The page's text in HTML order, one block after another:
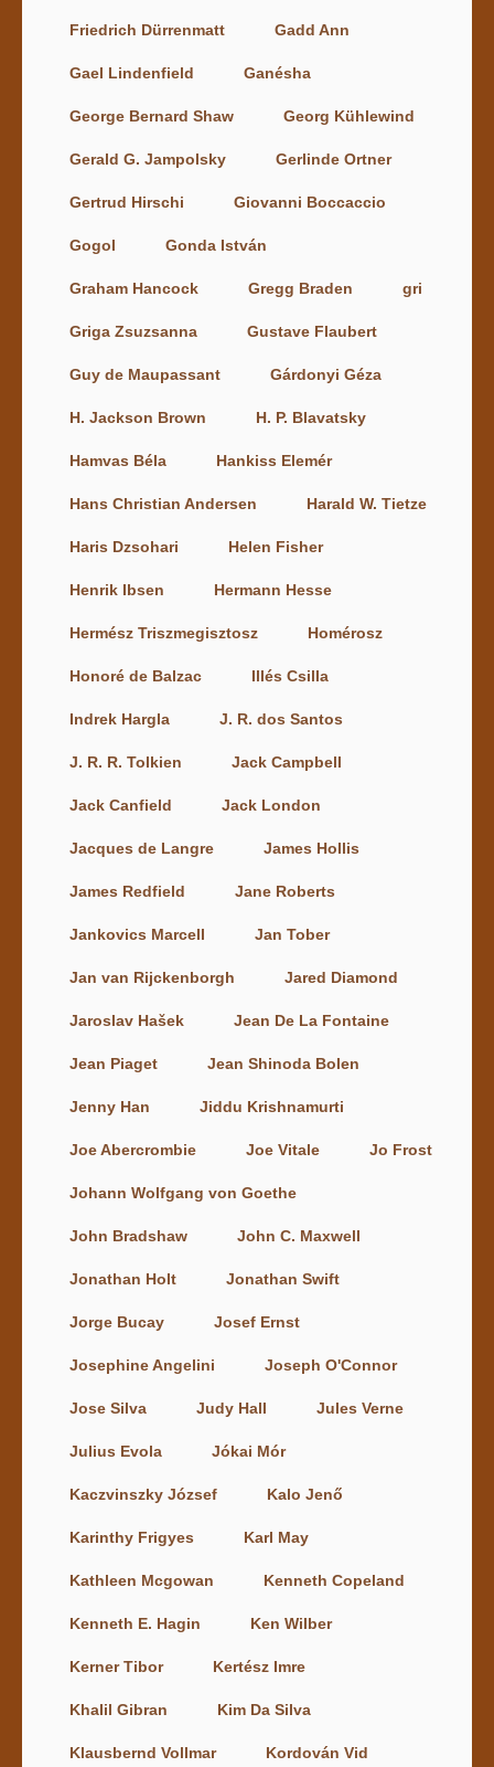
Friedrich Dürrenmatt Gadd Ann
Gael Lindenfield Ganésha
George Bernard Shaw Georg Kühlewind
Gerald G. Jampolsky Gerlinde Ortner
Gertrud Hirschi Giovanni Boccaccio
Gogol Gonda István
Graham Hancock Gregg Braden gri
Griga Zsuzsanna Gustave Flaubert
Guy de Maupassant Gárdonyi Géza
H. Jackson Brown H. P. Blavatsky
Hamvas Béla Hankiss Elemér
Hans Christian Andersen Harald W. Tietze
Haris Dzsohari Helen Fisher
Henrik Ibsen Hermann Hesse
Hermész Triszmegisztosz Homérosz
Honoré de Balzac Illés Csilla
Indrek Hargla J. R. dos Santos
J. R. R. Tolkien Jack Campbell
Jack Canfield Jack London
Jacques de Langre James Hollis
James Redfield Jane Roberts
Jankovics Marcell Jan Tober
Jan van Rijckenborgh Jared Diamond
Jaroslav Hašek Jean De La Fontaine
Jean Piaget Jean Shinoda Bolen
Jenny Han Jiddu Krishnamurti
Joe Abercrombie Joe Vitale Jo Frost
Johann Wolfgang von Goethe
John Bradshaw John C. Maxwell
Jonathan Holt Jonathan Swift
Jorge Bucay Josef Ernst
Josephine Angelini Joseph O'Connor
Jose Silva Judy Hall Jules Verne
Julius Evola Jókai Mór
Kaczvinszky József Kalo Jenő
Karinthy Frigyes Karl May
Kathleen Mcgowan Kenneth Copeland
Kenneth E. Hagin Ken Wilber
Kerner Tibor Kertész Imre
Khalil Gibran Kim Da Silva
Klausbernd Vollmar Kordován Vid